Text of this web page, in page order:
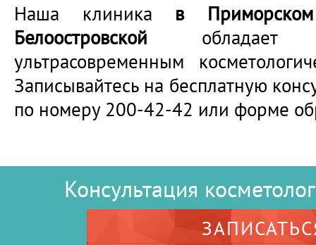
Наша клиника в
Белоостровской
ультрасовременным
Записывайтесь на бесплатную
по номеру 200-42-42 или форме
Консультация